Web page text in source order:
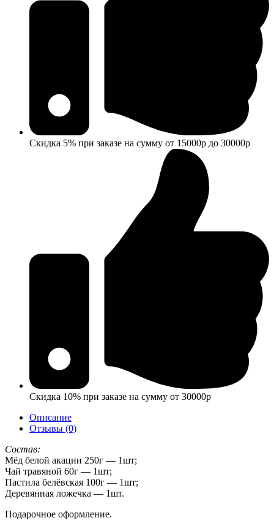
Скидка 5% при заказе на сумму от 15000р до 30000р
Скидка 10% при заказе на сумму от 30000р
Описание
Отзывы (0)
Состав:
Мёд белой акации 250г — 1шт;
Чай травяной 60г — 1шт;
Пастила белёвская 100г — 1шт;
Деревянная ложечка — 1шт.
Подарочное оформление.